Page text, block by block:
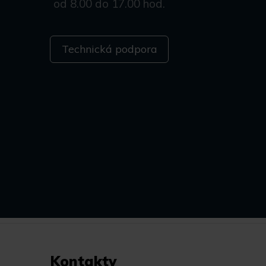
od 8.00 do 17.00 hod.
Technická podpora
Kontakty